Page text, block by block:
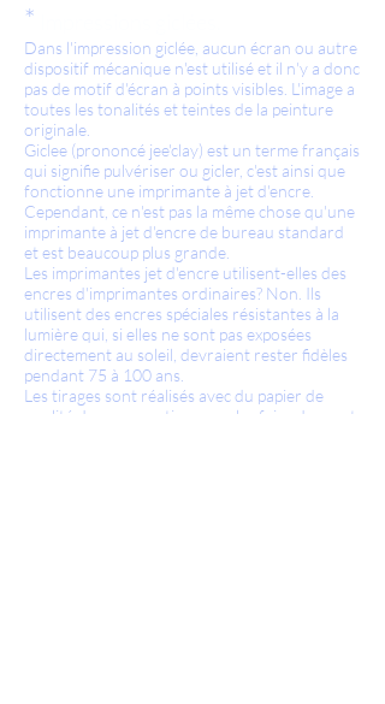
*
Dans l'impression giclée, aucun écran ou autre
dispositif mécanique n'est utilisé et il n'y a donc
pas de motif d'écran à points visibles. L'image a
toutes les tonalités et teintes de la peinture
originale.
Giclee (prononcé jee'clay) est un terme français
qui signifie pulvériser ou gicler, c'est ainsi que
fonctionne une imprimante à jet d'encre.
Cependant, ce n'est pas la même chose qu'une
imprimante à jet d'encre de bureau standard
et est beaucoup plus grande.
Les imprimantes jet d'encre utilisent-elles des
encres d'imprimantes ordinaires? Non. Ils
utilisent des encres spéciales résistantes à la
lumière qui, si elles ne sont pas exposées
directement au soleil, devraient rester fidèles
pendant 75 à 100 ans.
Les tirages sont réalisés avec du papier de
qualité de conservation pour les faire durer et